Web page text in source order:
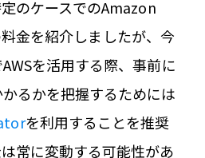
のケースでのAmazon
金を紹介しましたが、今
を活用する際、事前に
るかを把握するためには
を利用することを推奨
常に変動する可能性があ